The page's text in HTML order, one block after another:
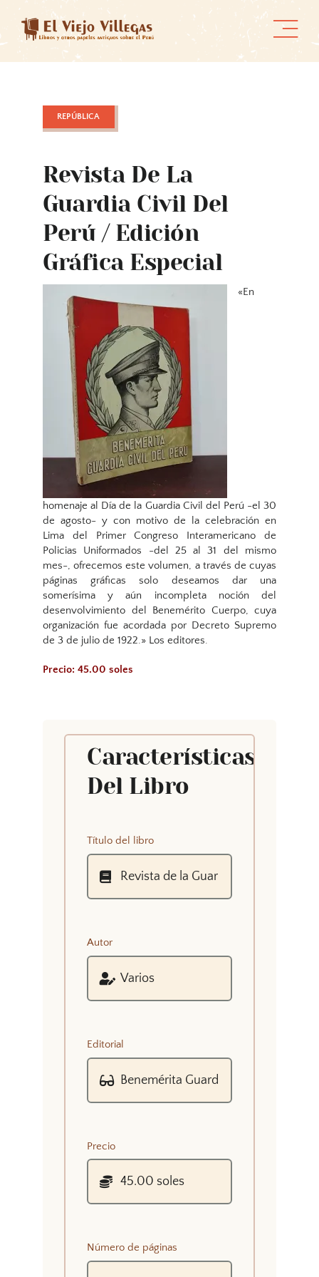
content
REPÚBLICA
Revista De La
Guardia Civil Del
Perú / Edición
Gráfica Especial
«En
homenaje al Día de la Guardia Civil del Perú -el 30
de agosto- y con motivo de la celebración en
Lima del Primer Congreso Interamericano de
Policias Uniformados -del 25 al 31 del mismo
mes-, ofrecemos este volumen, a través de cuyas
páginas gráficas solo deseamos dar una
somerísima y aún incompleta noción del
desenvolvimiento del Benemérito Cuerpo, cuya
organización fue acordada por Decreto Supremo
de 3 de julio de 1922.» Los editores.
Precio: 45.00 soles
Características
Del Libro
Título del libro
Autor
Editorial
Precio
Número de páginas